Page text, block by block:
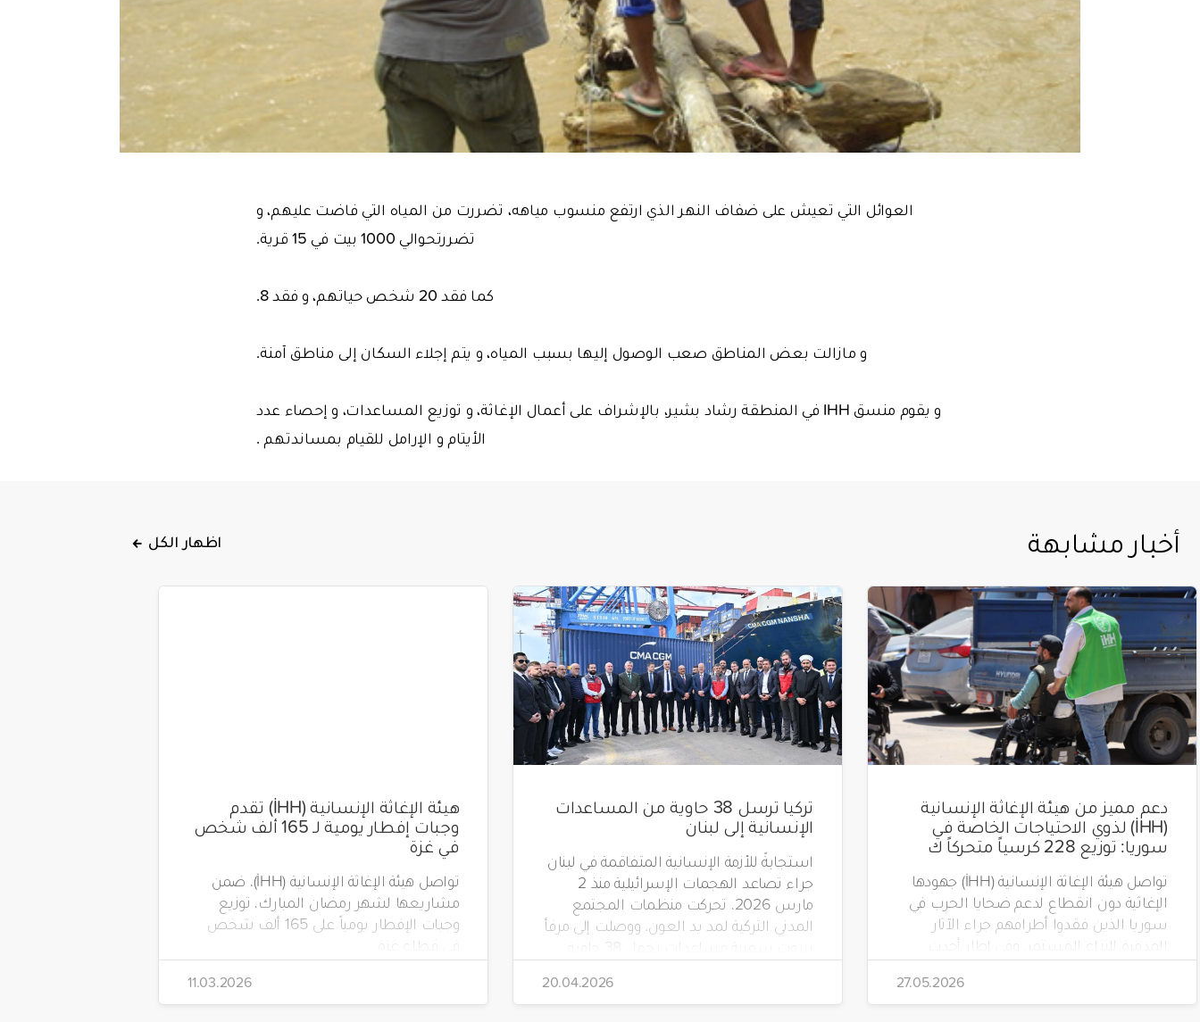
العوائل التي تعيش على ضفاف النهر الذي ارتفع منسوب مياهه، تضررت من المياه التي فاضت عليهم، و
تضررتحوالي 1000 بيت في 15 قرية.
كما فقد 20 شخص حياتهم، و فقد 8.
و مازالت بعض المناطق صعب الوصول إليها بسبب المياه، و يتم إجلاء السكان إلى مناطق آمنة.
و يقوم منسق IHH في المنطقة رشاد بشير، بالإشراف على أعمال الإغاثة، و توزيع المساعدات، و إحصاء عدد
الأيتام و الإرامل للقيام بمساندتهم .
أخبار مشابهة اظهار الكل
دعم مميز من هيئة الإغاثة الإنسانية
(İHH) لذوي الاحتياجات الخاصة في
سوريا: توزيع 228 كرسياً متحركاً ك
تواصل هيئة الإغاثة الإنسانية (İHH) جهودها
الإغاثية دون انقطاع لدعم ضحايا الحرب في
سوريا الذين فقدوا أطرافهم جراء الآثار
المدمرة للنزاع المستمر. وفي إطار أحدث
مشاريعها، قامت الهيئة بتوزيع 228 كرسياً
متحركاً كهربائياً على أشخاص من ذوي
الاحتياجات الخاصة يعيشون في ظروف
27.05.2026
تركيا ترسل 38 حاوية من المساعدات
الإنسانية إلى لبنان
استجابةً للأزمة الإنسانية المتفاقمة في لبنان
جراء تصاعد الهجمات الإسرائيلية منذ 2
مارس 2026، تحركت منظمات المجتمع
المدني التركية لمد يد العون. ووصلت إلى مرفأ
تضم مواد إغاثية عاجلة، بتنظيم من جمعية
"صدقة طاشي" (Sadakataşı) وبالتعاون مع
هيئة الإغاثة الإنسانية (İHH)، ووقف الأيتام
20.04.2026
هيئة الإغاثة الإنسانية (İHH) تقدم
وجبات إفطار يومية لـ 165 ألف شخص
في غزة
تواصل هيئة الإغاثة الإنسانية (İHH)، ضمن
مشاريعها لشهر رمضان المبارك، توزيع
وجبات الإفطار يومياً على 165 ألف شخص
في قطاع غزة.
11.03.2026